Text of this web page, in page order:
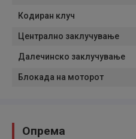
Кодиран клуч
Централно заклучување
Далечинско заклучување
Блокада на моторот
Опрема